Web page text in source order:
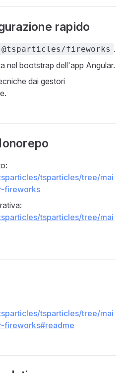
rapido
@tsparticles/fireworks .
nel bootstrap dell'app Angular.
dai gestori
tsparticles/tree/mai
fireworks
tsparticles/tree/mai
tsparticles/tree/mai
fireworks#readme